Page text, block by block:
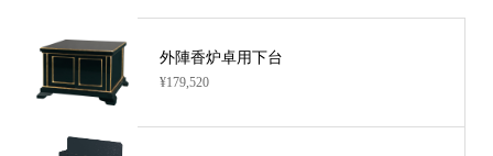
外陣香炉卓用下台
¥179,520